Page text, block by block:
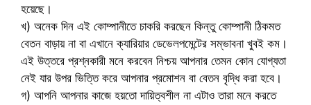
হয়েছে।
খ) অনেক দিন এই কোম্পানীতে চাকরি করছেন কিন্তু কোম্পানী ঠিকমত
বেতন বাড়ায় না বা এখানে ক্যারিয়ার ডেভেলপমেন্টের সম্ভাবনা খুবই কম।
এই উত্তরে প্রশ্নকারী মনে করবেন নিশ্চয় আপনার তেমন কোন যোগ্যতা
নেই যার উপর ভিত্তি করে আপনার প্রমোশন বা বেতন বৃদ্ধি করা হবে।
গ) আপনি আপনার কাজে হয়তো দায়িত্বশীল না এটাও তারা মনে করতে